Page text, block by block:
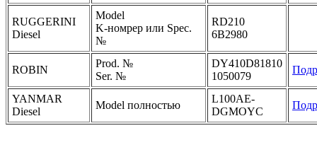
RUGGERINI
Diesel
Model
K-номрер или Spec.
№
RD210
6B2980
ROBIN
Prod. №
Ser. №
DY410D81810
1050079
YANMAR
Diesel
Model полностью
L100AE-
DGMOYC